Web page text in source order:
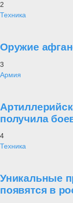
2
Техника
Оружие
3
Армия
получила
4
Техника
Уникальные
появятся в